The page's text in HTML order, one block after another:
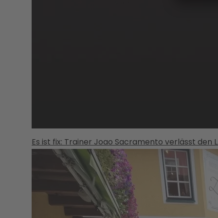
Es ist fix: Trainer Joao Sacramento verlässt den